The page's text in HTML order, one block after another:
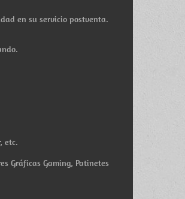
en su servicio postventa.
etc.
Gráficas Gaming, Patinetes